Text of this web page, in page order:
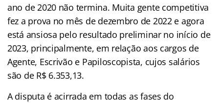
ano de 2020 não termina. Muita gente competitiva
fez a prova no mês de dezembro de 2022 e agora
está ansiosa pelo resultado preliminar no início de
2023, principalmente, em relação aos cargos de
Agente, Escrivão e Papiloscopista, cujos salários
são de R$ 6.353,13.
A disputa é acirrada em todas as fases do